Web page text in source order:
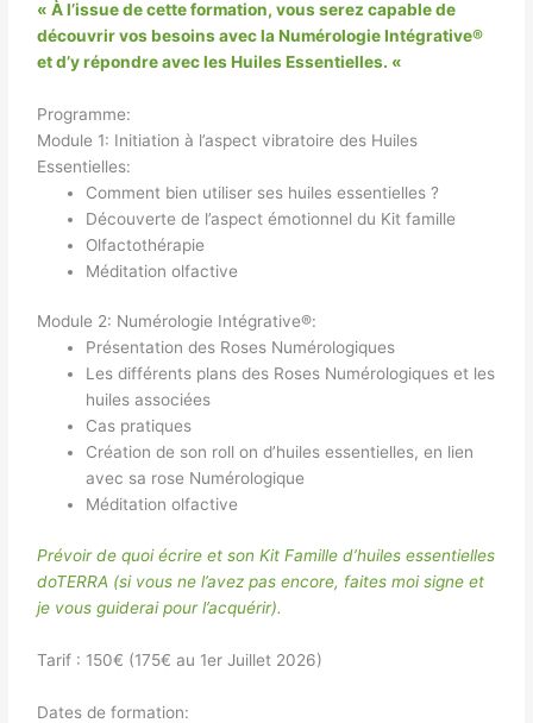
« À l’issue de cette formation, vous serez capable de
découvrir vos besoins avec la Numérologie Intégrative®
et d’y répondre avec les Huiles Essentielles. «
Programme:
Module 1: Initiation à l’aspect vibratoire des Huiles
Essentielles:
Comment bien utiliser ses huiles essentielles ?
Découverte de l’aspect émotionnel du Kit famille
Olfactothérapie
Méditation olfactive
Module 2: Numérologie Intégrative®:
Présentation des Roses Numérologiques
Les différents plans des Roses Numérologiques et les
huiles associées
Cas pratiques
Création de son roll on d’huiles essentielles, en lien
avec sa rose Numérologique
Méditation olfactive
Prévoir de quoi écrire et son Kit Famille d’huiles essentielles
doTERRA (si vous ne l’avez pas encore, faites moi signe et
je vous guiderai pour l’acquérir).
Tarif : 150€ (175€ au 1er Juillet 2026)
Dates de formation: